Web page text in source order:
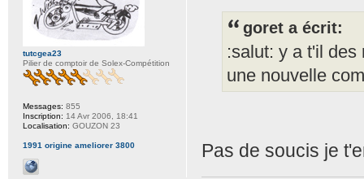
goret a écrit:
:salut: y a t'il
une nouvelle
Pas de soucis je
tutcgea23
Pilier de comptoir de Solex-Compétition
Messages: 855
Inscription: 14 Avr 2006, 18:41
Localisation: GOUZON 23
1991 origine ameliorer 3800